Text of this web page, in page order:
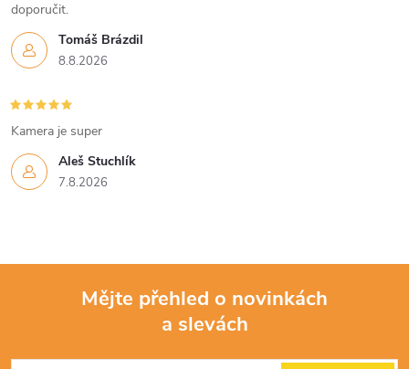
Tomáš Brázdil
8.8.2026
doporučit.
Aleš Stuchlík
7.8.2026
Kamera je super
Mějte přehled o novinkách
a slevách